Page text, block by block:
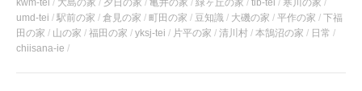
kwm-tei
大島の家 夕日の家 亀井の家 緑ヶ丘の家 tib-tei
寒川の家
umd-tei
駅前の家 倉見の家 町田の家 豆知識 大磯の家 平作の家
下福
田の家
山の家 福田の家 yksj-tei 片平の家 清川村 本鵠沼の家
日常
chiisana-ie